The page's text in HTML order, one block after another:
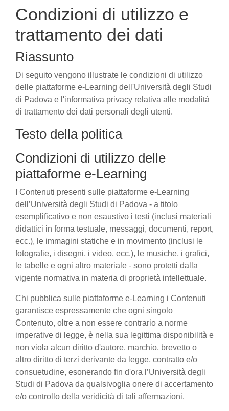
Condizioni di utilizzo e
trattamento dei dati
Riassunto
Di seguito vengono illustrate le condizioni di utilizzo
delle piattaforme e-Learning dell'Università degli Studi
di Padova e l'informativa privacy relativa alle modalità
di trattamento dei dati personali degli utenti.
Testo della politica
Condizioni di utilizzo delle
piattaforme e-Learning
I Contenuti presenti sulle piattaforme e-Learning
dell’Università degli Studi di Padova - a titolo
esemplificativo e non esaustivo i testi (inclusi materiali
didattici in forma testuale, messaggi, documenti, report,
ecc.), le immagini statiche e in movimento (inclusi le
fotografie, i disegni, i video, ecc.), le musiche, i grafici,
le tabelle e ogni altro materiale - sono protetti dalla
vigente normativa in materia di proprietà intellettuale.
Chi pubblica sulle piattaforme e-Learning i Contenuti
garantisce espressamente che ogni singolo
Contenuto, oltre a non essere contrario a norme
imperative di legge, è nella sua legittima disponibilità e
non viola alcun diritto d'autore, marchio, brevetto o
altro diritto di terzi derivante da legge, contratto e/o
consuetudine, esonerando fin d'ora l’Università degli
Studi di Padova da qualsivoglia onere di accertamento
e/o controllo della veridicità di tali affermazioni.